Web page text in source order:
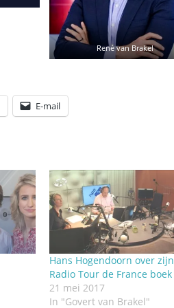
René van Brakel
E-mail
Hans Hogendoorn over zijn
Radio Tour de France boek
21 mei 2017
In "Govert van Brakel"